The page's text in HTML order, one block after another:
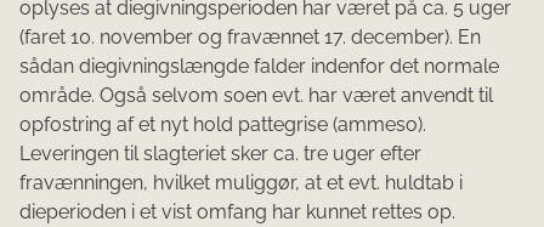
oplyses at diegivningsperioden har været på ca. 5 uger
(faret 10. november og fravænnet 17. december). En
sådan diegivningslængde falder indenfor det normale
område. Også selvom soen evt. har været anvendt til
opfostring af et nyt hold pattegrise (ammeso).
Leveringen til slagteriet sker ca. tre uger efter
fravænningen, hvilket muliggør, at et evt. huldtab i
dieperioden i et vist omfang har kunnet rettes op.